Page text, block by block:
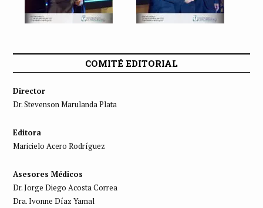
COMITÉ EDITORIAL
Director
Dr. Stevenson Marulanda Plata
Editora
Maricielo Acero Rodríguez
Asesores Médicos
Dr. Jorge Diego Acosta Correa
Dra. Ivonne Díaz Yamal